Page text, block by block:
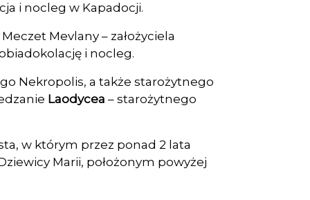
i nocleg w Kapadocji.
Meczet Mevlany – założyciela
i nocleg.
Nekropolis, a także starożytnego
Laodycea – starożytnego
w którym przez ponad 2 lata
Marii, położonym powyżej